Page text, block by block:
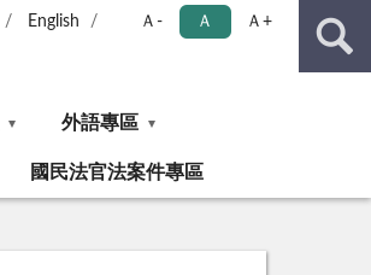
English Ａ- Ａ Ａ+
外語專區
國民法官法案件專區